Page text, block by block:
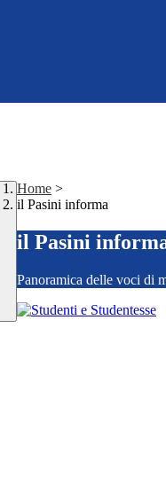
Home >
il Pasini informa
il Pasini
Panoramica delle voci di